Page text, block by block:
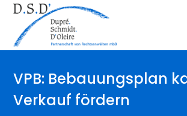
VPB: Bebauungsplan
Verkauf fördern